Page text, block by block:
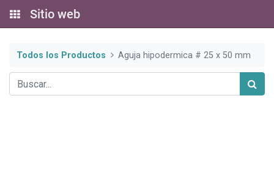
Sitio web
Todos los Productos Aguja hipodermica # 25 x 50 mm